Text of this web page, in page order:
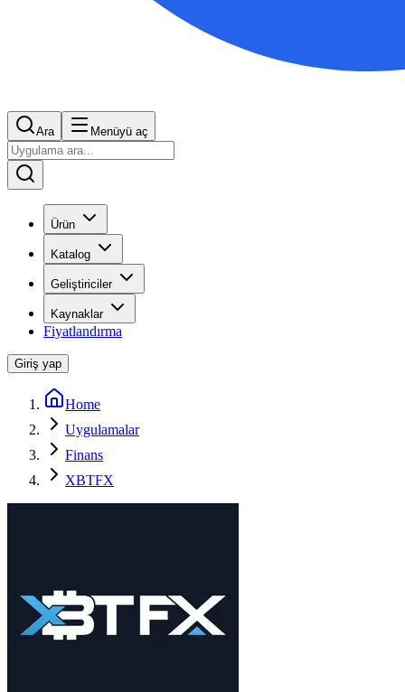
Ara Menüyü aç
Ürün
Katalog
Geliştiriciler
Kaynaklar
Fiyatlandırma
Giriş yap
Home
Uygulamalar
Finans
XBTFX